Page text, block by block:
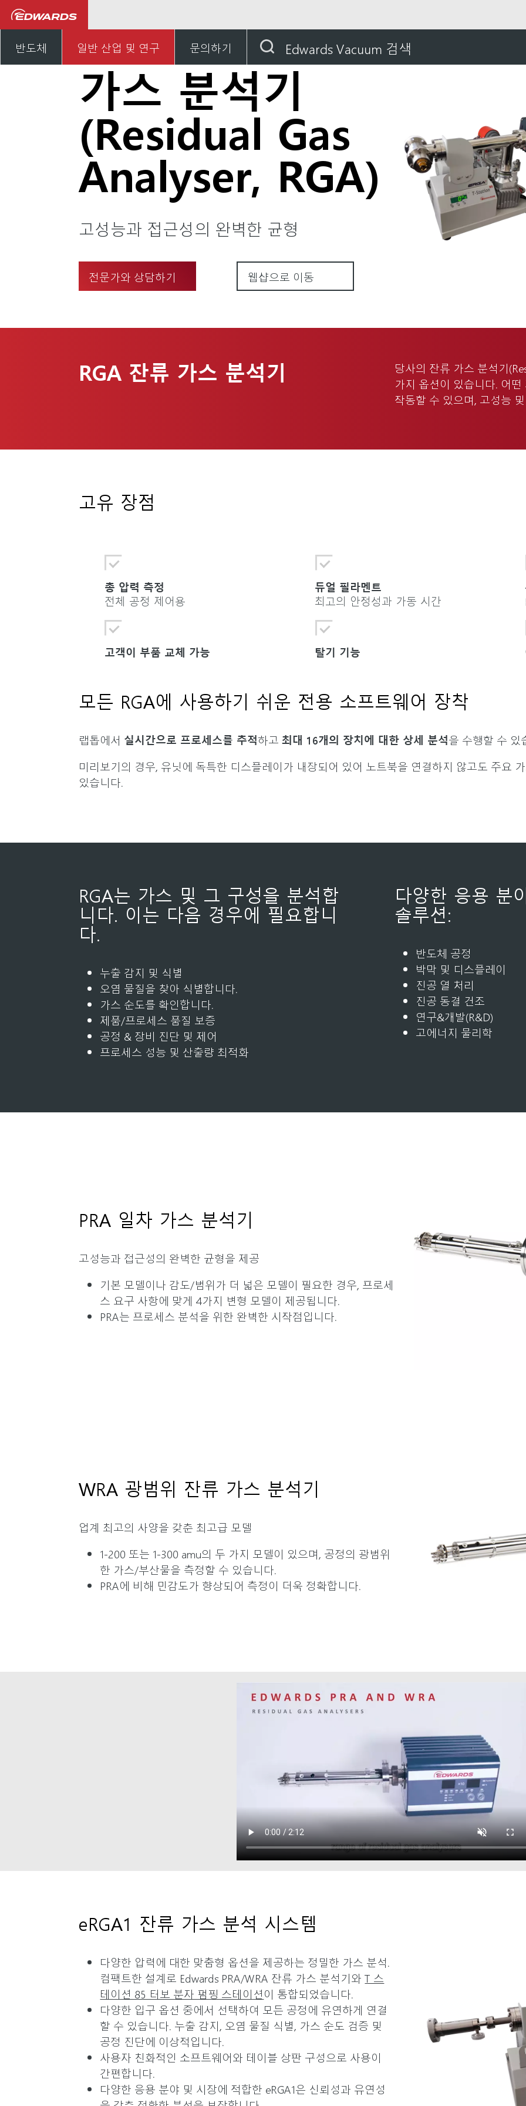
반도체 일반 산업 및 연구 문의하기 Edwards Vacuum 검색
가스 분석기
(Residual Gas
Analyser, RGA)
고성능과 접근성의 완벽한 균형
전문가와 상담하기 웹샵으로 이동
RGA 잔류 가스 분석기
당사의 잔류 가스 분석기
가지 옵션이 있습니다. 어
작동할 수 있으며, 고성능
고유 장점
총 압력 측정
전체 공정 제어용
듀얼 필라멘트
최고의 안정성과 가동 시간
고객이 부품 교체 가능 탈기 기능
모든 RGA에 사용하기 쉬운 전용 소프트웨어 장착
랩톱에서 실시간으로 프로세스를 추적하고최대 16개의 장치에 대한 상세 분석을 수행할 수 있
미리보기의 경우, 유닛에 독특한 디스플레이가 내장되어 있어 노트북을 연결하지 않고도 주요
있습니다.
RGA는 가스 및 그 구성을 분석합
니다. 이는 다음 경우에 필요합니
다.
누출 감지 및 식별
오염 물질을 찾아 식별합니다.
가스 순도를 확인합니다.
제품/프로세스 품질 보증
공정 & 장비 진단 및 제어
프로세스 성능 및 산출량 최적화
다양한 응용 분
솔루션:
반도체 공정
박막 및 디스플레이
진공 열 처리
진공 동결 건조
연구&개발(R&D)
고에너지 물리학
PRA 일차 가스 분석기
고성능과 접근성의 완벽한 균형을 제공
기본 모델이나 감도/범위가 더 넓은 모델이 필요한 경우, 프로세
스 요구 사항에 맞게 4가지 변형 모델이 제공됩니다.
PRA는 프로세스 분석을 위한 완벽한 시작점입니다.
WRA 광범위 잔류 가스 분석기
업계 최고의 사양을 갖춘 최고급 모델
1-200 또는 1-300 amu의 두 가지 모델이 있으며, 공정의 광범위
한 가스/부산물을 측정할 수 있습니다.
PRA에 비해 민감도가 향상되어 측정이 더욱 정확합니다.
eRGA1 잔류 가스 분석 시스템
다양한 압력에 대한 맞춤형 옵션을 제공하는 정밀한 가스 분석.
컴팩트한 설계로 Edwards PRA/WRA 잔류 가스 분석기와T 스
테이션 85 터보 분자 펌핑 스테이션 이 통합되었습니다.
다양한 입구 옵션 중에서 선택하여 모든 공정에 유연하게 연결
할 수 있습니다. 누출 감지, 오염 물질 식별, 가스 순도 검증 및
공정 진단에 이상적입니다.
사용자 친화적인 소프트웨어와 테이블 상판 구성으로 사용이
간편합니다.
다양한 응용 분야 및 시장에 적합한 eRGA1은 신뢰성과 유연성